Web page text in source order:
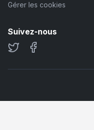
Gérer les cookies
Suivez-nous